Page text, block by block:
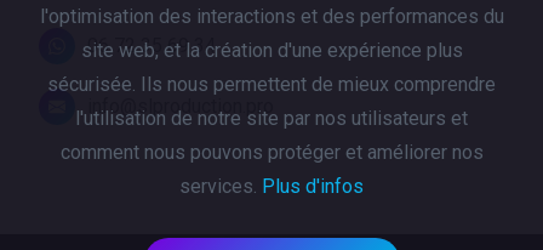
06 72 35 69 34
info@slproduction.pro
l'optimisation des interactions et des performances du
site web, et la création d'une expérience plus
sécurisée. Ils nous permettent de mieux comprendre
l'utilisation de notre site par nos utilisateurs et
comment nous pouvons protéger et améliorer nos
services. Plus d'infos